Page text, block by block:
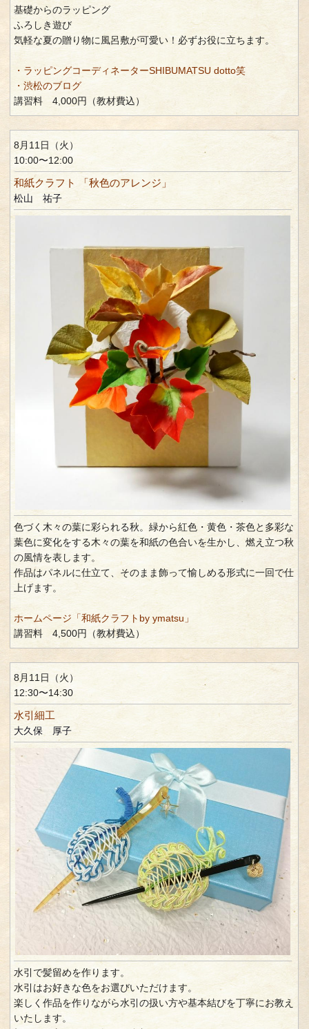
基礎からのラッピング
ふろしき遊び
気軽な夏の贈り物に風呂敷が可愛い！必ずお役に立ちます。
・ラッピングコーディネーターSHIBUMATSU dotto笑
・渋松のブログ
講習料 4,000円（教材費込）
8月11日（火）
10:00〜12:00
和紙クラフト 「秋色のアレンジ」
松山 祐子
色づく木々の葉に彩られる秋。緑から紅色・黄色・茶色と多彩な
葉色に変化をする木々の葉を和紙の色合いを生かし、燃え立つ秋
の風情を表します。
作品はパネルに仕立て、そのまま飾って愉しめる形式に一回で仕
上げます。
ホームページ「和紙クラフトby ymatsu」
講習料 4,500円（教材費込）
8月11日（火）
12:30〜14:30
水引細工
大久保 厚子
水引で髪留めを作ります。
水引はお好きな色をお選びいただけます。
楽しく作品を作りながら水引の扱い方や基本結びを丁寧にお教え
いたします。